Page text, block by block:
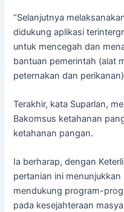
“Selanjutnya
didukung aplikasi
untuk mencegah dan
bantuan pemerintah (alat
peternakan dan
Terakhir, kata Suparlan,
Bakomsus ketahanan
ketahanan pangan.
Ia berharap, dengan
pertanian ini
mendukung program-
pada kesejahteraan